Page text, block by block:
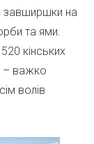
завширшки на
та ями.
кінських
– важко
волів